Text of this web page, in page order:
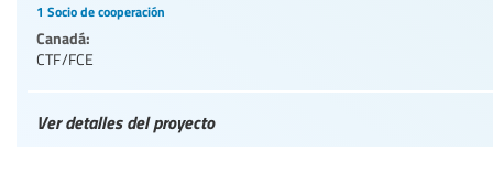
1 Socio de cooperación
Canadá:
CTF/FCE
Ver detalles del proyecto